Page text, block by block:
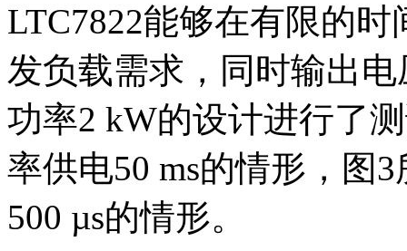
LTC7822能够在有限的
发负载需求，同时输出
功率2 kW的设计进行了
率供电50 ms的情形，图
500 µs的情形。